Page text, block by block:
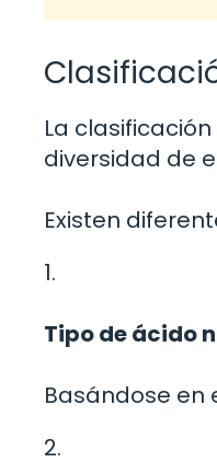
La
diversidad de
Existen
1.
Tipo de ácido
Basándose en
2.